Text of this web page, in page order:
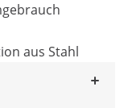
aus Stahl